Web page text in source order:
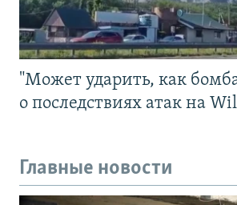
"Может ударить, как
о последствиях атак на
Главные новости